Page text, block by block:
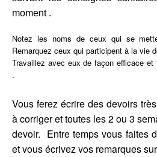
moment .
Notez les noms de ceux qui se
Remarquez ceux qui participent à la vie
Travaillez avec eux de façon efficace
.
Vous ferez écrire des devoirs
à corriger et toutes les 2 ou 3
devoir. Entre temps vous faites
et vous écrivez vos remarques